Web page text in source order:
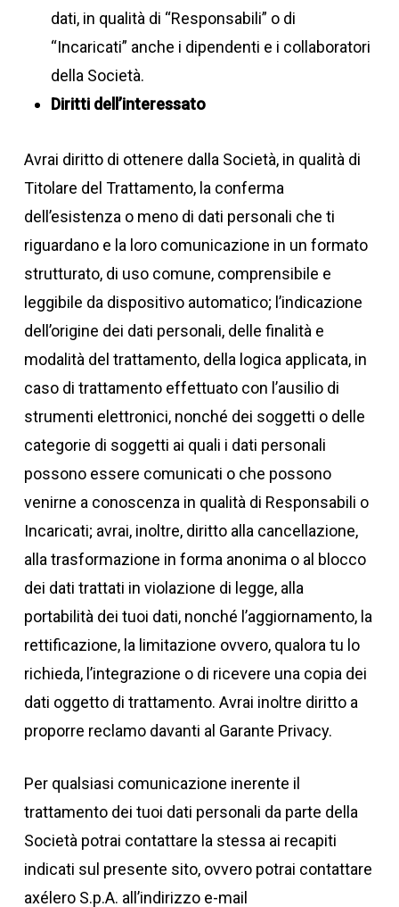
dati, in qualità di “Responsabili” o di
“Incaricati” anche i dipendenti e i collaboratori
della Società.
Diritti dell’interessato
Avrai diritto di ottenere dalla Società, in qualità di
Titolare del Trattamento, la conferma
dell’esistenza o meno di dati personali che ti
riguardano e la loro comunicazione in un formato
strutturato, di uso comune, comprensibile e
leggibile da dispositivo automatico; l’indicazione
dell’origine dei dati personali, delle finalità e
modalità del trattamento, della logica applicata, in
caso di trattamento effettuato con l’ausilio di
strumenti elettronici, nonché dei soggetti o delle
categorie di soggetti ai quali i dati personali
possono essere comunicati o che possono
venirne a conoscenza in qualità di Responsabili o
Incaricati; avrai, inoltre, diritto alla cancellazione,
alla trasformazione in forma anonima o al blocco
dei dati trattati in violazione di legge, alla
portabilità dei tuoi dati, nonché l’aggiornamento, la
rettificazione, la limitazione ovvero, qualora tu lo
richieda, l’integrazione o di ricevere una copia dei
dati oggetto di trattamento. Avrai inoltre diritto a
proporre reclamo davanti al Garante Privacy.
Per qualsiasi comunicazione inerente il
trattamento dei tuoi dati personali da parte della
Società potrai contattare la stessa ai recapiti
indicati sul presente sito, ovvero potrai contattare
axélero S.p.A. all’indirizzo e-mail